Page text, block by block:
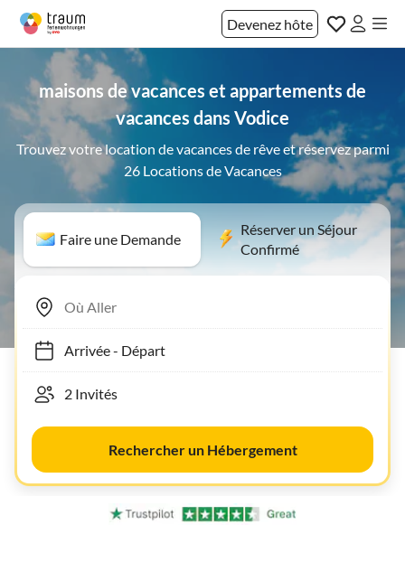
Devenez hôte
maisons de vacances et appartements de
vacances dans Vodice
Trouvez votre location de vacances de rêve et réservez parmi
26 Locations de Vacances
Faire une Demande
Réserver un Séjour
Confirmé
Arrivée- Départ
Rechercher un Hébergement